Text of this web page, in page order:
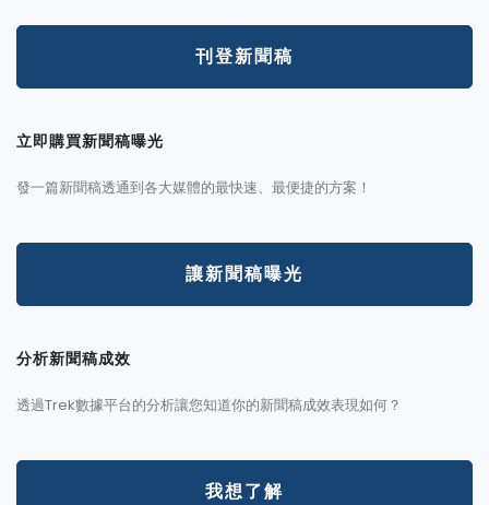
刊登新聞稿
立即購買新聞稿曝光
發一篇新聞稿透通到各大媒體的最快速、最便捷的方案！
讓新聞稿曝光
分析新聞稿成效
透過Trek數據平台的分析讓您知道你的新聞稿成效表現如何？
我想了解